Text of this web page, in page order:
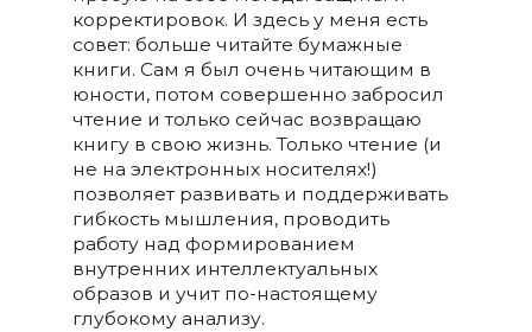
корректировок. И здесь у меня есть
совет: больше читайте бумажные
книги. Сам я был очень читающим в
юности, потом совершенно забросил
чтение и только сейчас возвращаю
книгу в свою жизнь. Только чтение (и
не на электронных носителях!)
позволяет развивать и поддерживать
гибкость мышления, проводить
работу над формированием
внутренних интеллектуальных
образов и учит по-настоящему
глубокому анализу.